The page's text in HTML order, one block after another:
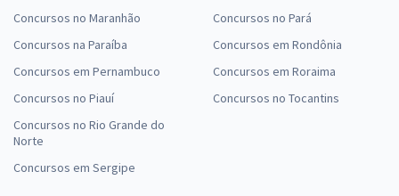
Concursos no Maranhão
Concursos na Paraíba
Concursos em Pernambuco
Concursos no Piauí
Concursos no Rio Grande do
Norte
Concursos em Sergipe
Concursos no Pará
Concursos em Rondônia
Concursos em Roraima
Concursos no Tocantins